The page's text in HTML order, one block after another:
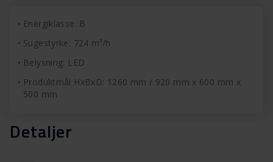
Energiklasse: B
Sugestyrke: 724 m³/h
Belysning: LED
Produktmål HxBxD: 1260 mm / 920 mm x 600 mm x
500 mm
Detaljer